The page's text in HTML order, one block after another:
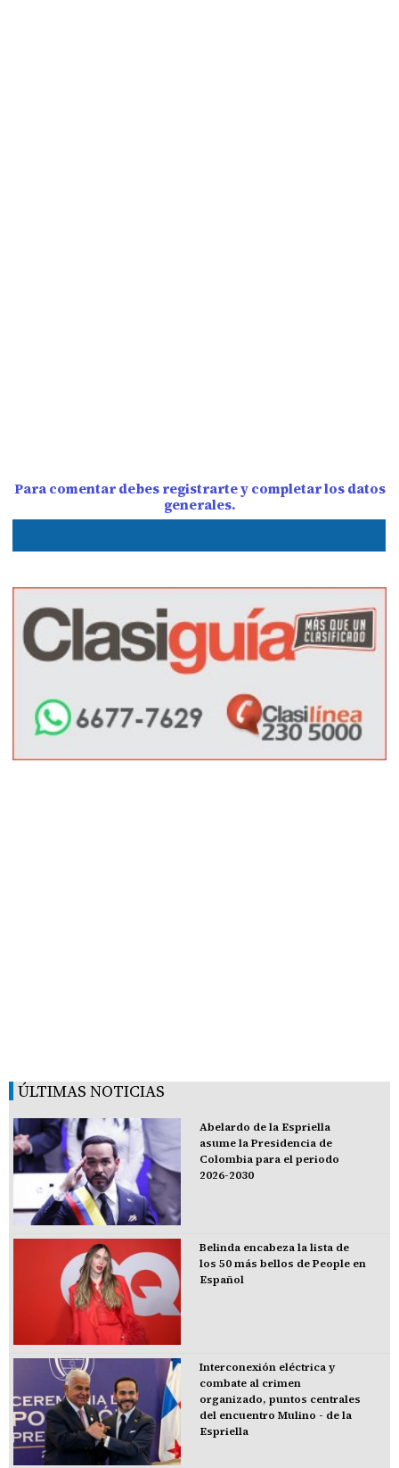
Para comentar debes registrarte y completar los datos
generales.
ÚLTIMAS NOTICIAS
Abelardo de la Espriella
asume la Presidencia de
Colombia para el periodo
2026-2030
Belinda encabeza la lista de
los 50 más bellos de People en
Español
Interconexión eléctrica y
combate al crimen
organizado, puntos centrales
del encuentro Mulino - de la
Espriella